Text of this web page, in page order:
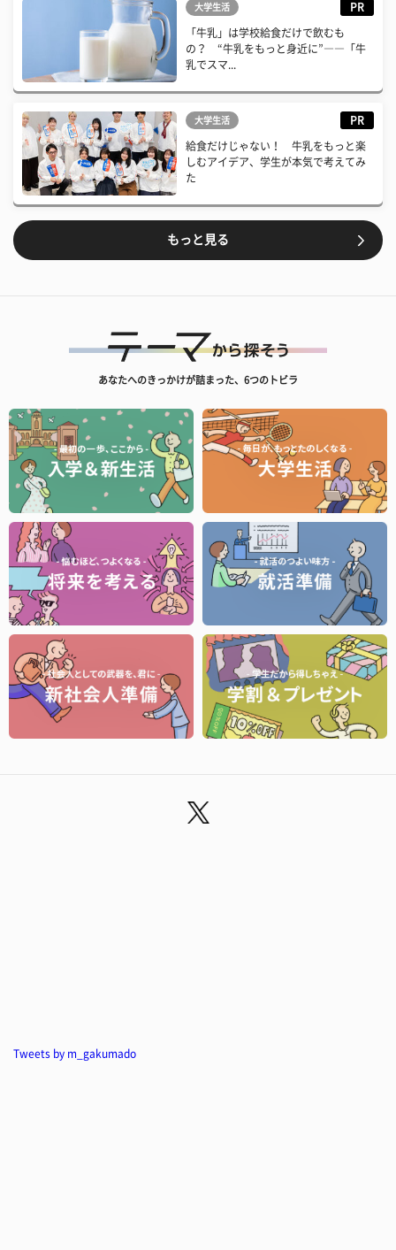
大学生活 PR
「牛乳」は学校給食だけで飲むも
の？ “牛乳をもっと身近に”――「牛
乳でスマ...
大学生活 PR
給食だけじゃない！ 牛乳をもっと楽
しむアイデア、学生が本気で考えてみ
た
もっと見る
あなたへのきっかけが詰まった、6つのトビラ
Tweets by m_gakumado